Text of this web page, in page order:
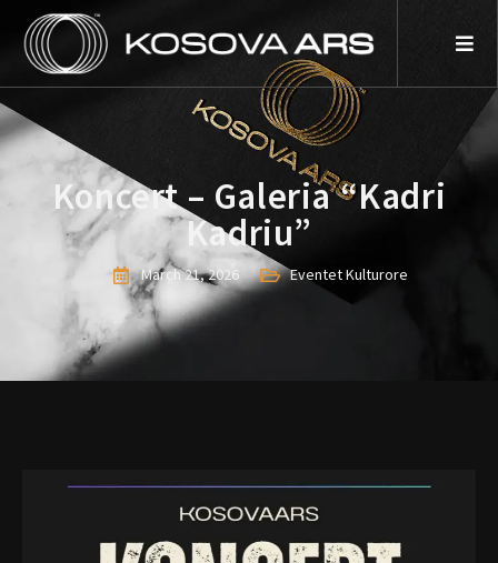
content
Koncert – Galeria “Kadri
Kadriu”
March 21, 2026 Eventet Kulturore